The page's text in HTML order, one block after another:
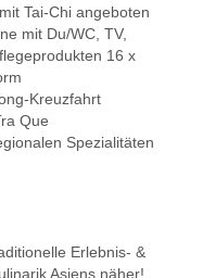
Tai-Chi angeboten
mit Du/WC, TV,
16 x
Kreuzfahrt
Que
Spezialitäten
Erlebnis- &
Asiens näher!